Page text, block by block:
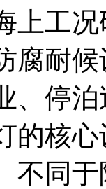
上工
腐耐
、停
的核
不同于